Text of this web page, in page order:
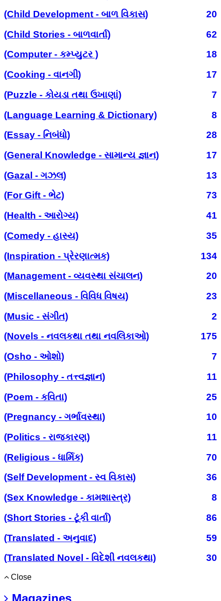
(Child Development - બાળ વિકાસ)
20
(Child Stories - બાળવાર્તા)
62
(Computer - કમ્પ્યુટર )
18
(Cooking - વાનગી)
17
(Puzzle - કોયડા તથા ઉખાણાં)
7
(Language Learning & Dictionary)
8
(Essay - નિબંધો)
28
(General Knowledge - સામાન્ય જ્ઞાન)
17
(Gazal - ગઝલ)
13
(For Gift - ભેટ)
73
(Health - આરોગ્ય)
41
(Comedy - હાસ્ય)
35
(Inspiration - પ્રેરણાત્મક)
134
(Management - વ્યવસ્થા સંચાલન)
20
(Miscellaneous - વિવિધ વિષય)
23
(Music - સંગીત)
2
(Novels - નવલકથા તથા નવલિકાઓ)
175
(Osho - ઓશો)
7
(Philosophy - તત્ત્વજ્ઞાન)
11
(Poem - કવિતા)
25
(Pregnancy - ગર્ભાવસ્થા)
10
(Politics - રાજકારણ)
11
(Religious - ધાર્મિક)
70
(Self Development - સ્વ વિકાસ)
36
(Sex Knowledge - કામશાસ્ત્ર)
8
(Short Stories - ટૂંકી વાર્તા)
86
(Translated - અનુવાદ)
59
(Translated Novel - વિદેશી નવલકથા)
30
Close
Magazines